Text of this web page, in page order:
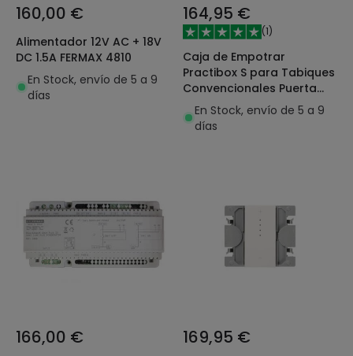
160,00 €
Alimentador 12V AC + 18V
DC 1.5A FERMAX 4810
En Stock, envío de 5 a 9
días
164,95 €
(1)
Caja de Empotrar
Practibox S para Tabiques
Convencionales Puerta
Lisa 4x18 Módulos
LEGRAND 137049
En Stock, envío de 5 a 9
días
166,00 € 169,95 €